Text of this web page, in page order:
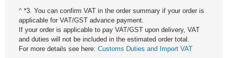
^ *3. You can confirm VAT in the order summary if your order is
applicable for VAT/GST advance payment.
If your order is applicable to pay VAT/GST upon delivery, VAT
and duties will not be included in the estimated order total.
For more details see here: Customs Duties and Import VAT